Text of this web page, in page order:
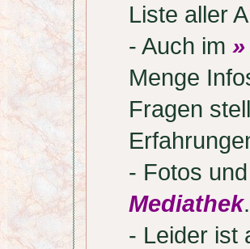
Liste aller
- Auch im
Menge
Fragen
- Fotos
Mediathek.
- Leider ist